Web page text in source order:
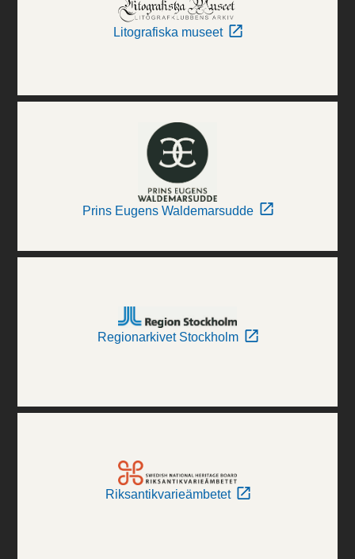
Litografiska museet
Prins Eugens Waldemarsudde
Regionarkivet Stockholm
Riksantikvarieämbetet